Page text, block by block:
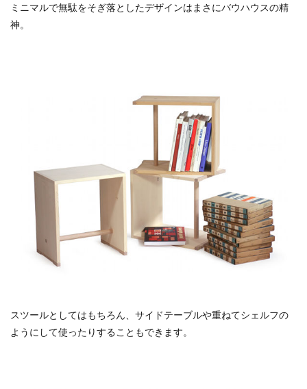
ミニマルで無駄をそぎ落としたデザインはまさにバウハウスの精
神。
スツールとしてはもちろん、サイドテーブルや重ねてシェルフの
ようにして使ったりすることもできます。